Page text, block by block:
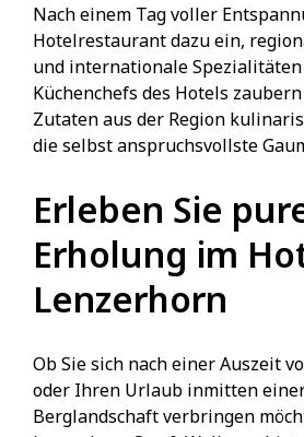
Nach einem Tag voller
Hotelrestaurant dazu ein,
und internationale
Küchenchefs des Hotels
Zutaten aus der Region
die selbst anspruchsvollste
Erleben Sie
Erholung im
Lenzerhorn
Ob Sie sich nach einer Auszeit
oder Ihren Urlaub inmitten
Berglandschaft verbringen